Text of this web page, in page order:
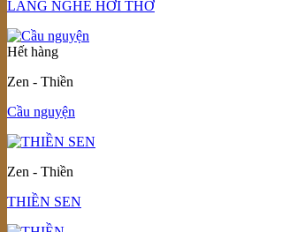
LẮNG NGHE HƠI THỞ
Hết hàng
Zen - Thiền
Cầu nguyện
Zen - Thiền
THIỀN SEN